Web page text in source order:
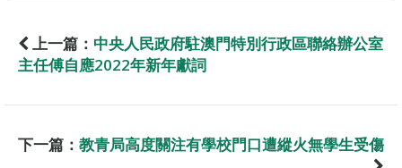
上一篇： 中央人民政府駐澳門特別行政區聯絡辦公室
主任傅自應2022年新年獻詞
下一篇： 教青局高度關注有學校門口遭縱火無學生受傷